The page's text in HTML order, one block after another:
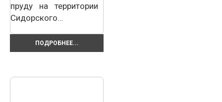
пруду на территории
Сидорского…
ПОДРОБНЕЕ...